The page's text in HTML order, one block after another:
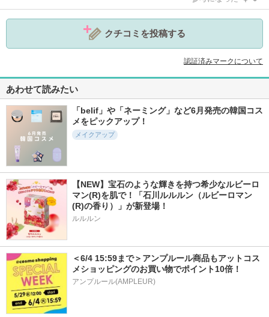
クチコミを投稿する
認証済みマークについて
あわせて読みたい
「belif」や「ネーミング」など6月発売の韓国コス
メをピックアップ！
メイクアップ
【NEW】宝石のような輝きを持つ希少なルビーロ
マン(R)を肌で！「石川ルルルン（ルビーロマン
(R)の香り）」が新登場！
ルルルン
＜6/4 15:59まで＞アンプルール商品もアットコス
メショッピングのお買い物でポイント10倍！
アンプルール(AMPLEUR)